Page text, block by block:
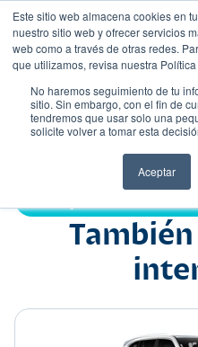
Este sitio web almacena cookies en
nuestro sitio web y ofrecer servicios
web como a través de otras redes.
que utilizamos, revisa nuestra
No haremos seguimiento de tu
sitio. Sin embargo, con el fin de
tendremos que usar solo una
solicite volver a tomar esta
Aceptar
Nombre